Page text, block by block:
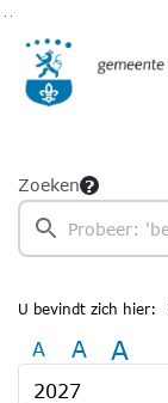
Zoeken
U bevindt zich hier:
A A A
2027